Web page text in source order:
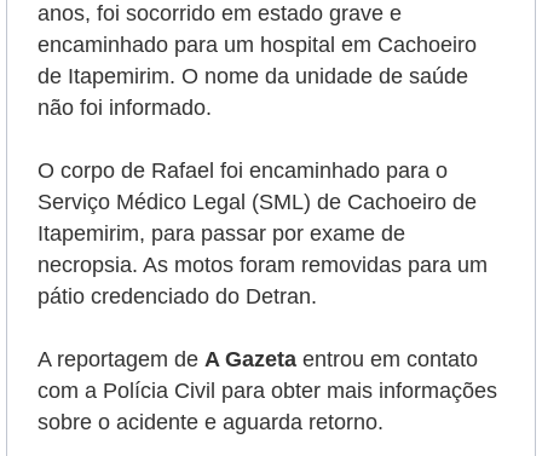
anos, foi socorrido em estado grave e
encaminhado para um hospital em Cachoeiro
de Itapemirim. O nome da unidade de saúde
não foi informado.
O corpo de Rafael foi encaminhado para o
Serviço Médico Legal (SML) de Cachoeiro de
Itapemirim, para passar por exame de
necropsia. As motos foram removidas para um
pátio credenciado do Detran.
A reportagem de A Gazeta entrou em contato
com a Polícia Civil para obter mais informações
sobre o acidente e aguarda retorno.